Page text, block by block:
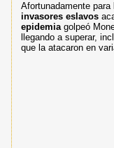
Afortunadamente
invasores eslavos
epidemiagolpeó
llegando a superar,
que la atacaron en